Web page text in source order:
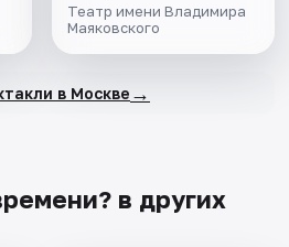
Театр имени Владимира
Маяковского
в Москве →
в других